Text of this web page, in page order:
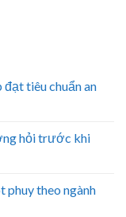
đạt tiêu chuẩn an
hỏi trước khi
phuy theo ngành